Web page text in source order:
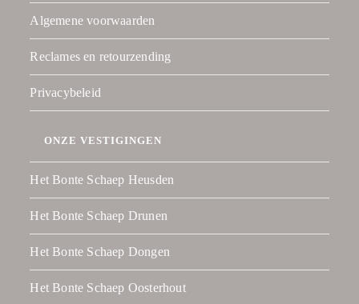
Algemene voorwaarden
Reclames en retourzending
Privacybeleid
ONZE VESTIGINGEN
Het Bonte Schaep Heusden
Het Bonte Schaep Drunen
Het Bonte Schaep Dongen
Het Bonte Schaep Oosterhout